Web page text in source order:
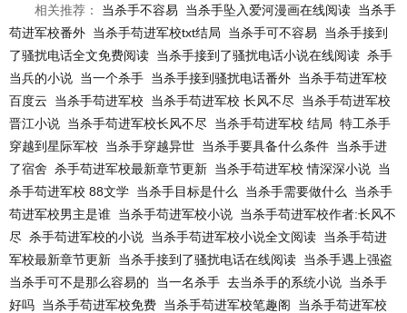
相关推荐： 当杀手不容易 当杀手坠入爱河漫画在线阅读 当杀手
苟进军校番外 当杀手苟进军校txt结局 当杀手可不容易
当杀手接到
了骚扰电话全文免费阅读 当杀手接到了骚扰电话小说在线阅读 杀手
当兵的小说 当一个杀手 当杀手接到骚扰电话番外 当杀手苟进军校
百度云
当杀手苟进军校 当杀手苟进军校 长风不尽 当杀手苟进军校
晋江小说 当杀手苟进军校长风不尽 当杀手苟进军校 结局 特工杀手
穿越到星际军校
当杀手穿越异世 当杀手要具备什么条件 当杀手进
了宿舍 杀手苟进军校最新章节更新 当杀手苟进军校 情深深小说 当
杀手苟进军校 88文学 当杀手目标是什么 当杀手需要做什么
当杀手
苟进军校男主是谁 当杀手苟进军校小说 当杀手苟进军校作者:长风不
尽 杀手苟进军校的小说 当杀手苟进军校小说全文阅读 当杀手苟进
军校最新章节更新 当杀手接到了骚扰电话在线阅读 当杀手遇上强盗
当杀手可不是那么容易的
当一名杀手 去当杀手的系统小说 当杀手
好吗 当杀手苟进军校免费 当杀手苟进军校笔趣阁
当杀手苟进军校